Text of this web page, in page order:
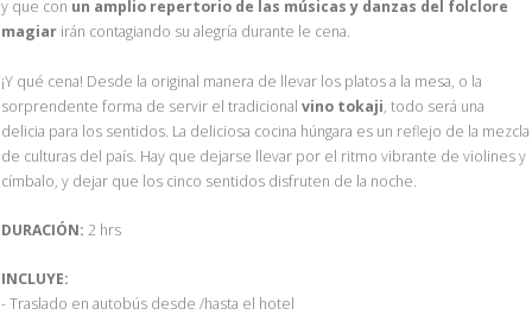
y que con un amplio repertorio de las músicasy danzas del folclore
magiar irán contagiando su alegría durante le cena.
¡Y qué cena! Desde la original manera de llevar los platos a la mesa, o la
sorprendente forma de servir el tradicional vino tokaji, todo será una
delicia para los sentidos. La deliciosa cocina húngara es un reflejo de la mezcla
de culturas del país. Hay que dejarse llevar por el ritmo vibrante de violines y
címbalo, y dejar que los cinco sentidos disfruten de la noche.
DURACIÓN: 2 hrs
INCLUYE:
- Traslado en autobús desde /hasta el hotel